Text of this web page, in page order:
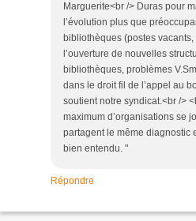
Marguerite<br /> Duras pour
l’évolution plus que
bibliothèques (postes
l’ouverture de nouvelles
bibliothèques, problèmes
dans le droit fil de l’appel au
soutient notre syndicat.<br />
maximum d’organisations se
partagent le même diagnostic
bien entendu. "
Répondre